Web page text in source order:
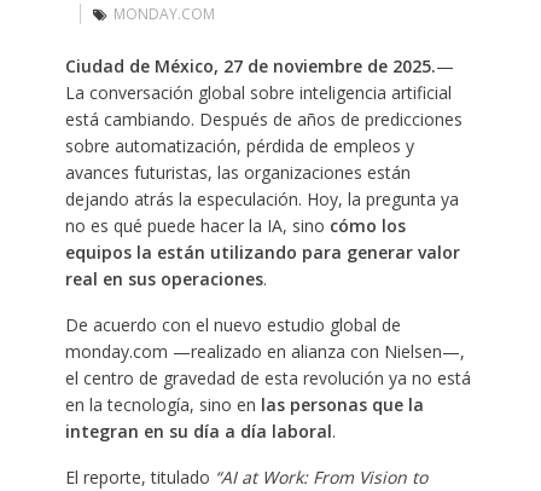
MONDAY.COM
Ciudad de México, 27 de noviembre de 2025.—
La conversación global sobre inteligencia artificial
está cambiando. Después de años de predicciones
sobre automatización, pérdida de empleos y
avances futuristas, las organizaciones están
dejando atrás la especulación. Hoy, la pregunta ya
no es qué puede hacer la IA, sino cómo los
equipos la están utilizando para generar valor
real en sus operaciones.
De acuerdo con el nuevo estudio global de
monday.com —realizado en alianza con Nielsen—,
el centro de gravedad de esta revolución ya no está
en la tecnología, sino en las personas que la
integran en su día a día laboral.
El reporte, titulado “AI at Work: From Vision to